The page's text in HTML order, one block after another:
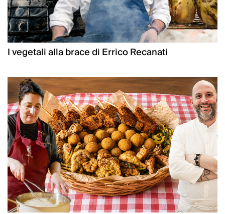
I vegetali alla brace di Errico Recanati